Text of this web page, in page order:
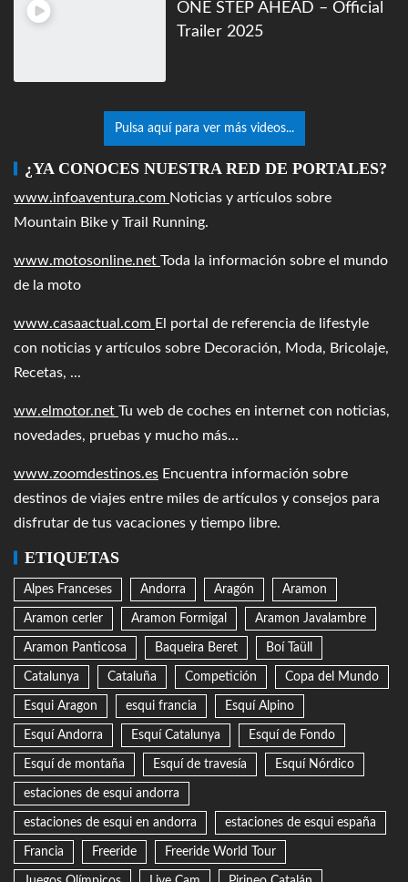
Mountain Bike y Trail Running.
de la moto
www.casaactual.com
El portal de referencia de lifestyle
con noticias y artículos sobre Decoración, Moda, Bricolaje,
Recetas, ...
ww.elmotor.netTu web de coches en internet con noticias,
novedades, pruebas y mucho más...
www.zoomdestinos.esEncuentra información sobre
disfrutar de tus vacaciones y tiempo libre.
ETIQUETAS
Aramon cerler Aramon Formigal Aramon Javalambre
Aramon Panticosa
Catalunya Cataluña Competición Copa del Mundo
Esqui Aragon esqui francia Esquí Alpino
Esquí Catalunya
Esquí de montaña
estaciones de esqui andorra
estaciones de esqui en andorra estaciones de esqui españa
Francia Freeride Freeride World Tour
Juegos Olímpicos Live Cam Pirineo Catalán
Pirineo de Andorra Pirineo de Aragon Pirineo Francés
reportaje Ski Andorra Ski Aragon Ski Catalunya
Ski España Ski France ski francia Skimo
Snow Cam Webcam
Quienes Somos Situación
Contactar
Anuncia o Colabora con Soloski.net
Privacidad